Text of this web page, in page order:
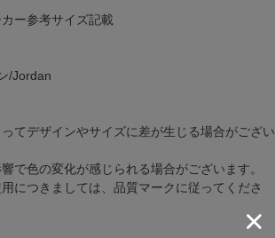
ー参考サイズ記載
/Jordan
ってデザインやサイズに差が生じる場合がござい
で色の変化が感じられる場合がございます。
につきましては、品質マークに従ってくださ